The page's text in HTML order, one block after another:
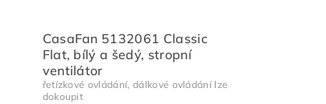
CasaFan 5132061 Classic
Flat, bílý a šedý, stropní
ventilátor
řetízkové ovládání, dálkové ovládání lze
dokoupit